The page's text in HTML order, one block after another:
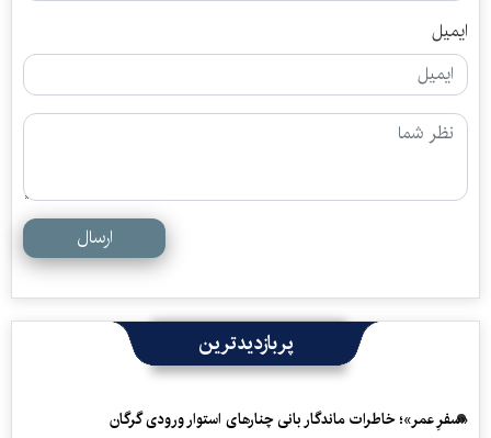
ایمیل
ارسال
پربازدیدترین
«سفرِ عمر»؛ خاطرات ماندگار بانی چنارهای استوار ورودی گرگان